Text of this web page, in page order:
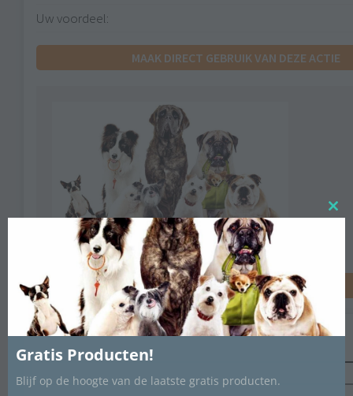
Uw voordeel:
MAAK DIRECT GEBRUIK VAN DEZE ACTIE
MAAK DIRECT GEBRUIK VAN DEZE ACTIE
Laat een reactie achter.
Close
Gratis Producten!
Blijf op de hoogte van de laatste gratis producten.